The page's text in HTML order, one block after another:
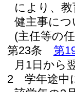
により、
健主事に
(主任等の
第23条
第
月1日から
2
学年途中